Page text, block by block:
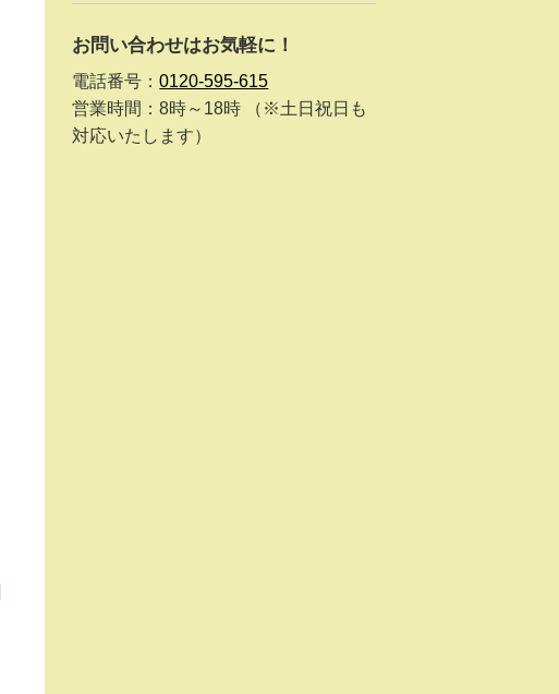
お問い合わせはお気軽に！
電話番号：0120-595-615
営業時間：8時～18時 （※土日祝日も
対応いたします）